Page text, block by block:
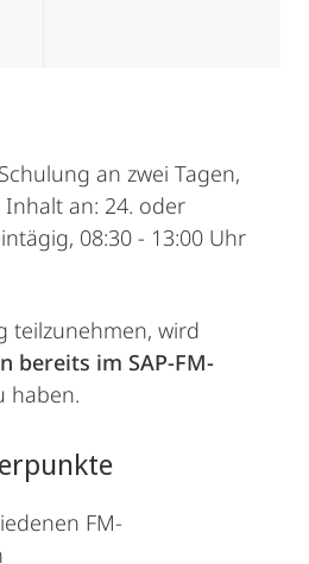
an zwei Tagen,
an: 24. oder
08:30 - 13:00 Uhr
teilzunehmen, wird
bereits im SAP-FM-
haben.
FM-